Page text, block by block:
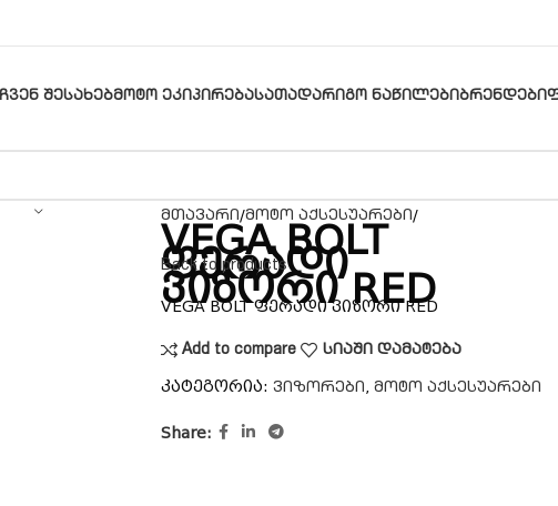
ᲩᲕᲔᲜ ᲨᲔᲡᲐᲮᲔᲑᲛᲝᲢᲝ ᲔᲙᲘᲞᲘᲠᲔᲑᲐᲡᲐᲗᲐᲓᲐᲠᲘᲒᲝ ᲜᲐᲬᲘᲚᲔᲑᲘ ᲑᲠᲔᲜᲓᲔᲑᲘ
მთავარი მოტო აქსესუარები
VEGA BOLT
ფერადი
ვიზორი RED
Back to products
VEGA BOLT ფერადი ვიზორი RED
Add to compare სიაში დამატება
კატეგორია: ვიზორები, მოტო აქსესუარები
Share: